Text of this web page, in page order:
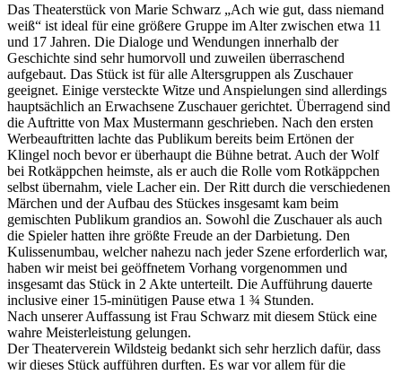
Das Theaterstück von Marie Schwarz „Ach wie gut, dass niemand
weiß“ ist ideal für eine größere Gruppe im Alter zwischen etwa 11
und 17 Jahren. Die Dialoge und Wendungen innerhalb der
Geschichte sind sehr humorvoll und zuweilen überraschend
aufgebaut. Das Stück ist für alle Altersgruppen als Zuschauer
geeignet. Einige versteckte Witze und Anspielungen sind allerdings
hauptsächlich an Erwachsene Zuschauer gerichtet. Überragend sind
die Auftritte von Max Mustermann geschrieben. Nach den ersten
Werbeauftritten lachte das Publikum bereits beim Ertönen der
Klingel noch bevor er überhaupt die Bühne betrat. Auch der Wolf
bei Rotkäppchen heimste, als er auch die Rolle vom Rotkäppchen
selbst übernahm, viele Lacher ein. Der Ritt durch die verschiedenen
Märchen und der Aufbau des Stückes insgesamt kam beim
gemischten Publikum grandios an. Sowohl die Zuschauer als auch
die Spieler hatten ihre größte Freude an der Darbietung. Den
Kulissenumbau, welcher nahezu nach jeder Szene erforderlich war,
haben wir meist bei geöffnetem Vorhang vorgenommen und
insgesamt das Stück in 2 Akte unterteilt. Die Aufführung dauerte
inclusive einer 15-minütigen Pause etwa 1 ¾ Stunden.
Nach unserer Auffassung ist Frau Schwarz mit diesem Stück eine
wahre Meisterleistung gelungen.
Der Theaterverein Wildsteig bedankt sich sehr herzlich dafür, dass
wir dieses Stück aufführen durften. Es war vor allem für die